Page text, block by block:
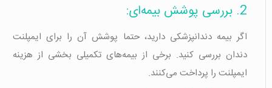
2. بررسی پوشش بیمه‌ای:
اگر بیمه دندانپزشکی دارید، حتما پوشش آن را برای ایمپلنت
دندان بررسی کنید. برخی از بیمه‌های تکمیلی بخشی از هزینه
ایمپلنت را پرداخت می‌کنند.